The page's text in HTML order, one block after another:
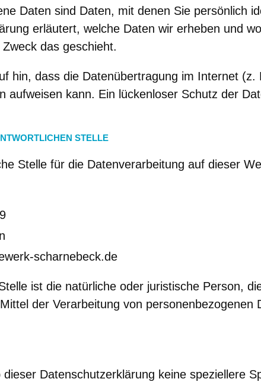
Daten sind Daten, mit denen Sie persönlich
erläutert, welche Daten wir erheben und
das geschieht.
hin, dass die Datenübertragung im Internet
aufweisen kann. Ein lückenloser Schutz der
STELLE
Stelle für die Datenverarbeitung auf dieser
scharnebeck.de
ist die natürliche oder juristische Person,
der Verarbeitung von
dieser Datenschutzerklärung keine speziellere